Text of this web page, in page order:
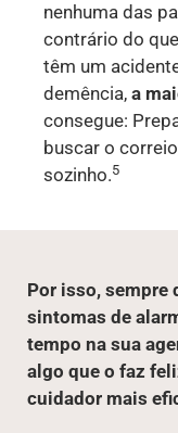
nenhuma das
contrário do
têm um
demência, a
consegue:
buscar o
sozinho.5
Por isso, sempre
sintomas de
tempo na sua
algo que o faz
cuidador mais